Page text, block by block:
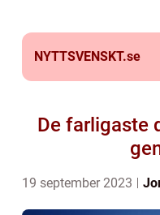
NYTTSVENSKT.se
De farligaste
19 september 2023